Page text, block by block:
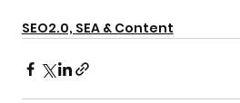
SEO2.0, SEA & Content